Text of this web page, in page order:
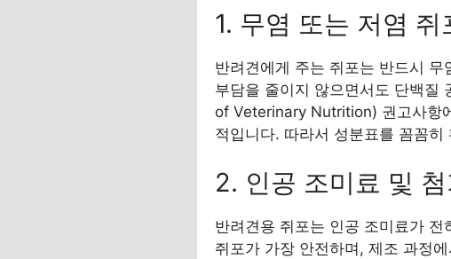
1. 무염 또는 저염 쥐
반려견에게 주는 쥐포는 반드시
부담을 줄이지 않으면서도 단백질
of Veterinary Nutrition) 권고사항
적입니다. 따라서 성분표를 꼼꼼
2. 인공 조미료 및
반려견용 쥐포는 인공 조미료가
쥐포가 가장 안전하며, 제조 과정